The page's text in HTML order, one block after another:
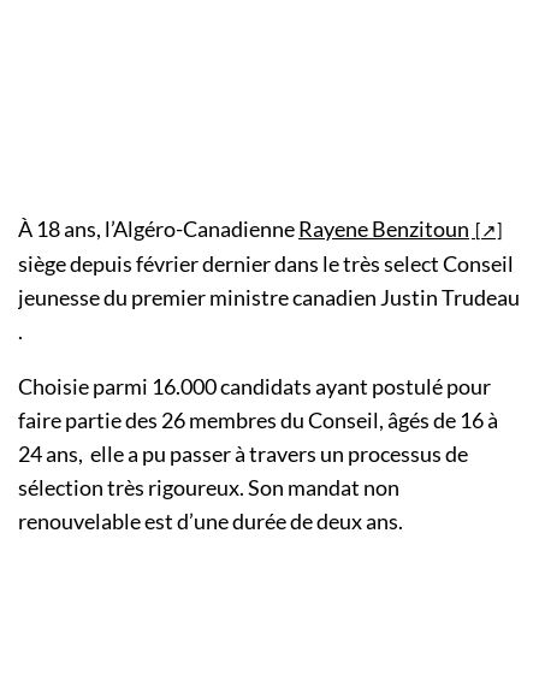
À 18 ans, l’Algéro-CanadienneRayene Benzitoun
siège depuis février dernier dans le très select Conseil
jeunesse du premier ministre canadien Justin Trudeau
.
Choisie parmi 16.000 candidats ayant postulé pour
faire partie des 26 membres du Conseil, âgés de 16 à
24 ans, elle a pu passer à travers un processus de
sélection très rigoureux. Son mandat non
renouvelable est d’une durée de deux ans.